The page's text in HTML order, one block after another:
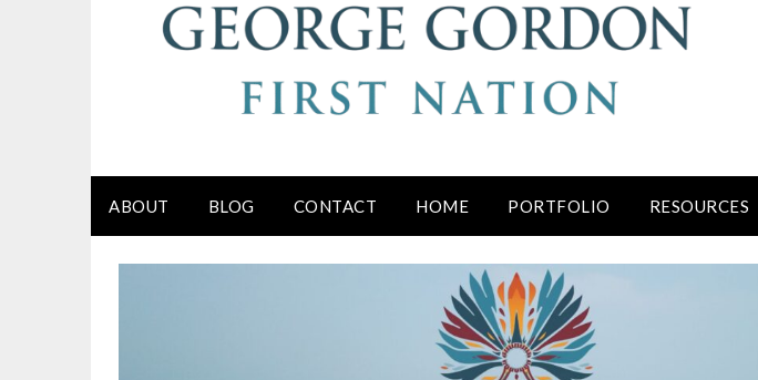
ABOUT BLOG CONTACT HOME PORTFOLIO RESOURCES